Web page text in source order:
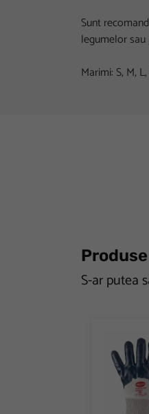
Sunt
legumelor
Marimi: S, M,
S-ar putea